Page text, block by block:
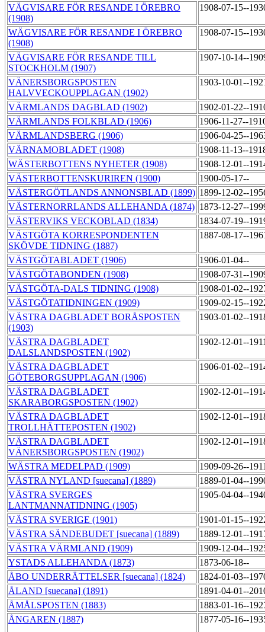
VÄGVISARE FÖR RESANDE I ÖREBRO
(1908)
1908-07-15--
WÄGVISARE FÖR RESANDE I ÖREBRO
(1908)
1908-07-15--
VÄGVISARE FÖR RESANDE TILL
STOCKHOLM (1907)
1907-10-14--
VÄNERSBORGSPOSTEN
HALVVECKOUPPLAGAN (1902)
1903-10-01--
VÄRMLANDS DAGBLAD (1902)
1902-01-22--
VÄRMLANDS FOLKBLAD (1906)
1906-11-27--
VÄRMLANDSBERG (1906)
1906-04-25--
VÄRNAMOBLADET (1908)
1908-11-13--
WÄSTERBOTTENS NYHETER (1908)
1908-12-01--
VÄSTERBOTTENSKURIREN (1900)
1900-05-17--
VÄSTERGÖTLANDS ANNONSBLAD (1899) 1899-12-02--
VÄSTERNORRLANDS ALLEHANDA (1874) 1873-12-27--
VÄSTERVIKS VECKOBLAD (1834)
1834-07-19--
VÄSTGÖTA KORRESPONDENTEN
SKÖVDE TIDNING (1887)
1887-08-17--
VÄSTGÖTABLADET (1906)
1906-01-04--
VÄSTGÖTABONDEN (1908)
1908-07-31--
VÄSTGÖTA-DALS TIDNING (1908)
1908-01-02--
VÄSTGÖTATIDNINGEN (1909)
1909-02-15--
VÄSTRA DAGBLADET BORÅSPOSTEN
(1903)
1903-01-02--
VÄSTRA DAGBLADET
DALSLANDSPOSTEN (1902)
1902-12-01--
VÄSTRA DAGBLADET
GÖTEBORGSUPPLAGAN (1906)
1906-01-02--
VÄSTRA DAGBLADET
SKARABORGSPOSTEN (1902)
1902-12-01--
VÄSTRA DAGBLADET
TROLLHÄTTEPOSTEN (1902)
1902-12-01--
VÄSTRA DAGBLADET
VÄNERSBORGSPOSTEN (1902)
1902-12-01--
WÄSTRA MEDELPAD (1909)
1909-09-26--
VÄSTRA NYLAND [suecana] (1889)
1889-01-04--
VÄSTRA SVERGES
LANTMANNATIDNING (1905)
1905-04-04--
VÄSTRA SVERIGE (1901)
1901-01-15--
VÄSTRA SÄNDEBUDET [suecana] (1889)
1889-12-01--
VÄSTRA VÄRMLAND (1909)
1909-12-04--
YSTADS ALLEHANDA (1873)
1873-06-18--
ÅBO UNDERRÄTTELSER [suecana] (1824)
1824-01-03--
ÅLAND [suecana] (1891)
1891-04-01--
ÅMÅLSPOSTEN (1883)
1883-01-16--
ÅNGAREN (1887)
1877-05-16--